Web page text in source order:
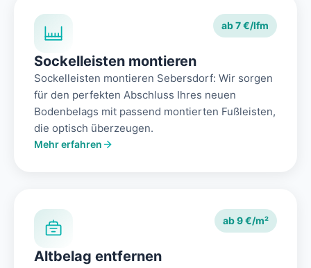
ab 7 €/lfm
Sockelleisten montieren
Sockelleisten montieren Sebersdorf: Wir sorgen
für den perfekten Abschluss Ihres neuen
Bodenbelags mit passend montierten Fußleisten,
die optisch überzeugen.
Mehr erfahren
ab 9 €/m²
Altbelag entfernen